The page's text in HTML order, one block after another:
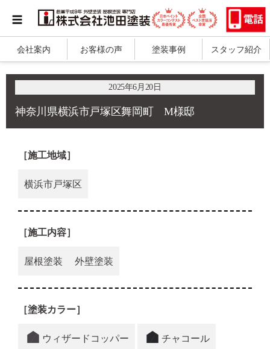
会社案内 お客様の声 塗装事例 スタッフ紹介
2025年6月20日
神奈川県横浜市戸塚区舞岡町 M様邸
［施工地域］
横浜市戸塚区
［施工内容］
屋根塗装 外壁塗装
［塗装カラー］
ウィザードコッパー チャコール